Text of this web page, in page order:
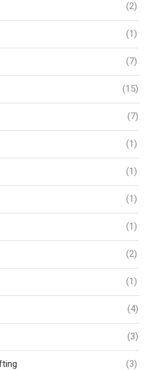
(2)
(1)
(7)
(15)
(7)
(1)
(1)
(1)
(1)
(2)
(1)
(4)
(3)
(3)